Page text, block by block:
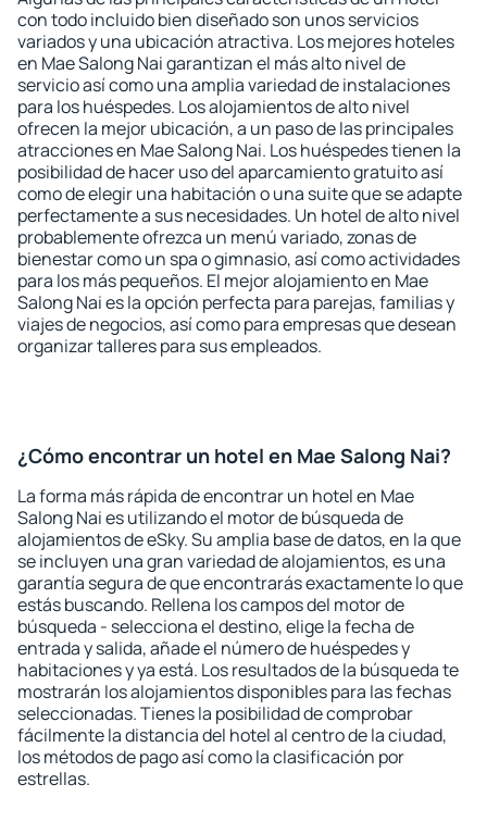
con todo incluido bien diseñado son unos servicios
variados y una ubicación atractiva. Los mejores hoteles
en Mae Salong Nai garantizan el más alto nivel de
servicio así como una amplia variedad de instalaciones
para los huéspedes. Los alojamientos de alto nivel
ofrecen la mejor ubicación, a un paso de las principales
atracciones en Mae Salong Nai. Los huéspedes tienen la
posibilidad de hacer uso del aparcamiento gratuito así
como de elegir una habitación o una suite que se adapte
perfectamente a sus necesidades. Un hotel de alto nivel
probablemente ofrezca un menú variado, zonas de
bienestar como un spa o gimnasio, así como actividades
para los más pequeños. El mejor alojamiento en Mae
Salong Nai es la opción perfecta para parejas, familias y
viajes de negocios, así como para empresas que desean
organizar talleres para sus empleados.
¿Cómo encontrar un hotel en Mae Salong Nai?
La forma más rápida de encontrar un hotel en Mae
Salong Nai es utilizando el motor de búsqueda de
alojamientos de eSky. Su amplia base de datos, en la que
se incluyen una gran variedad de alojamientos, es una
garantía segura de que encontrarás exactamente lo que
estás buscando. Rellena los campos del motor de
búsqueda - selecciona el destino, elige la fecha de
entrada y salida, añade el número de huéspedes y
habitaciones y ya está. Los resultados de la búsqueda te
mostrarán los alojamientos disponibles para las fechas
seleccionadas. Tienes la posibilidad de comprobar
fácilmente la distancia del hotel al centro de la ciudad,
los métodos de pago así como la clasificación por
estrellas.